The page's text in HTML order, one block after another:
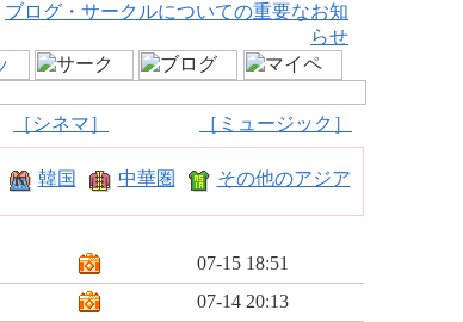
ブログ・サークルについての重要なお知
らせ
［シネマ］ ［ミュージック］
韓国 中華圏 その他のアジア
07-15 18:51
07-14 20:13